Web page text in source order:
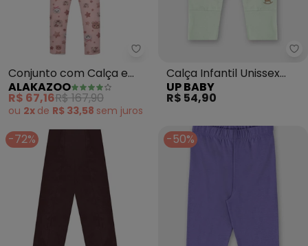
Alakazoo - Conjunto com
Conjunto com Calça e
Blusão (Bege)
ALAKAZOO
R$ 67,16R$ 167,90
ou 2x de R$ 33,58 sem juros
Calça Infantil Unissex
Suedine Verde
UP BABY
R$ 54,90
-72% -50%